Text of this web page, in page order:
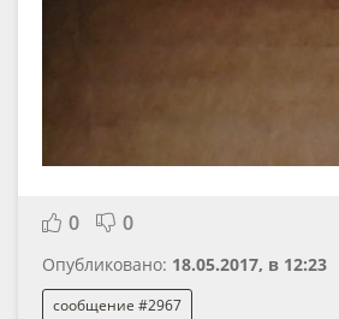
0 0
Опубликовано: 18.05.2017, в 12:23
сообщение #2967